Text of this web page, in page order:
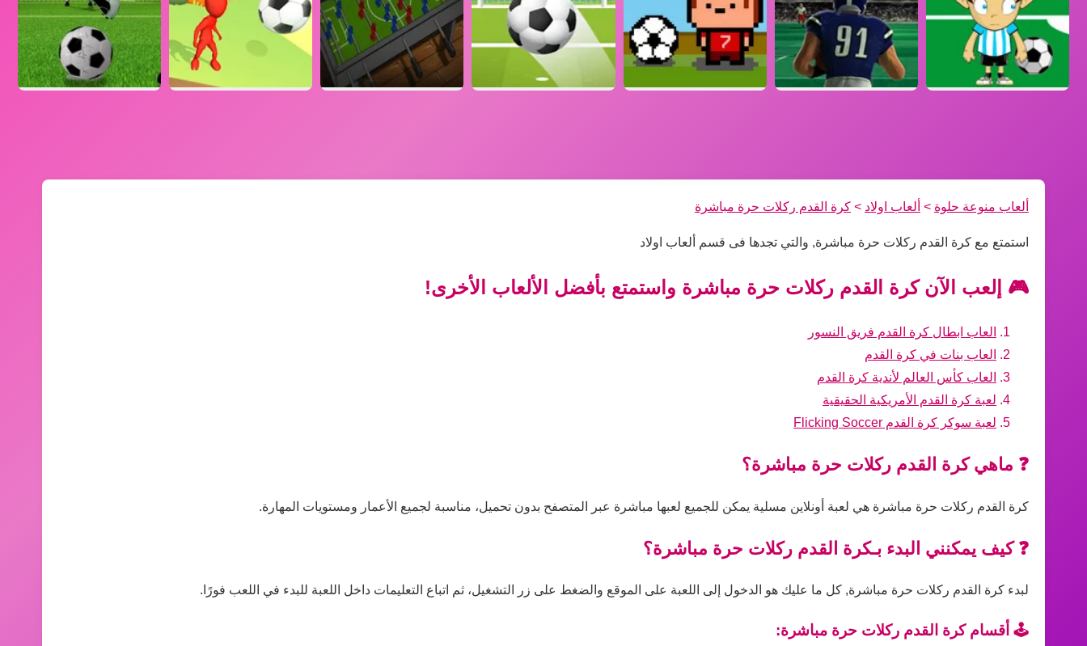
ألعاب منوعة حلوة > ألعاب اولاد > كرة القدم ركلات حرة مباشرة
استمتع مع كرة القدم ركلات حرة مباشرة, والتي تجدها فى قسم ألعاب اولاد
🎮 إلعب الآن كرة القدم ركلات حرة مباشرة واستمتع بأفضل الألعاب الأخرى!
العاب ابطال كرة القدم فريق النسور
العاب بنات في كرة القدم
العاب كأس العالم لأندية كرة القدم
لعبة كرة القدم الأمريكية الحقيقية
لعبة سوكر كرة القدم Flicking Soccer
❓ ماهي كرة القدم ركلات حرة مباشرة؟
كرة القدم ركلات حرة مباشرة هي لعبة أونلاين مسلية يمكن للجميع لعبها مباشرة عبر المتصفح بدون تحميل، مناسبة لجميع الأعمار ومستويات المهارة.
❓ كيف يمكنني البدء بـكرة القدم ركلات حرة مباشرة؟
لبدء كرة القدم ركلات حرة مباشرة, كل ما عليك هو الدخول إلى اللعبة على الموقع والضغط على زر التشغيل، ثم اتباع التعليمات داخل اللعبة للبدء في اللعب فورًا.
🕹️ أقسام كرة القدم ركلات حرة مباشرة: